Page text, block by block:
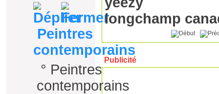
Peintres
contemporains
° Peintres
contemporains
longchamp
Publicité